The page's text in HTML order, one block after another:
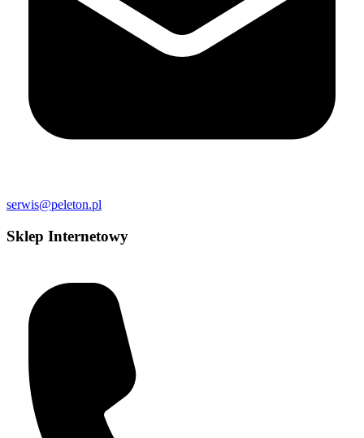
serwis@peleton.pl
Sklep Internetowy